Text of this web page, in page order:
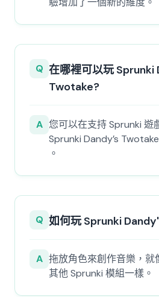
Q 在哪裡可以玩 Sprunki
Twotake?
A 您可以在支持 Sprunki 遊
Sprunki Dandy’s
。
Q 如何玩 Sprunki
A 拖放角色來創作音樂，就
其他 Sprunki 模組一樣。